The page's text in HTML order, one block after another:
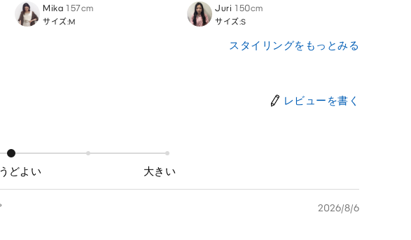
Mika 157cm
サイズ:M
Juri 150cm
サイズ:S
スタイリングをもっとみる
レビューを書く
どよい 大きい
2026/8/6